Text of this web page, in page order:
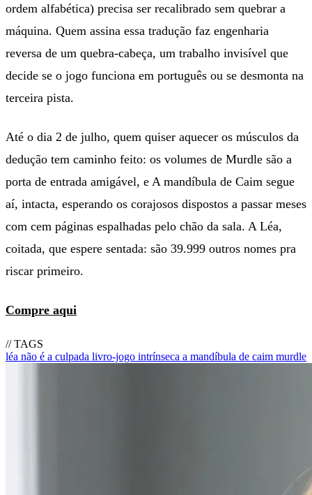
ordem alfabética) precisa ser recalibrado sem quebrar a
máquina. Quem assina essa tradução faz engenharia
reversa de um quebra-cabeça, um trabalho invisível que
decide se o jogo funciona em português ou se desmonta na
terceira pista.
Até o dia 2 de julho, quem quiser aquecer os músculos da
dedução tem caminho feito: os volumes de Murdle são a
porta de entrada amigável, e A mandíbula de Caim segue
aí, intacta, esperando os corajosos dispostos a passar meses
com cem páginas espalhadas pelo chão da sala. A Léa,
coitada, que espere sentada: são 39.999 outros nomes pra
riscar primeiro.
Compre aqui
// TAGS
léa não é a culpada livro-jogo intrínseca a mandíbula de caim murdle